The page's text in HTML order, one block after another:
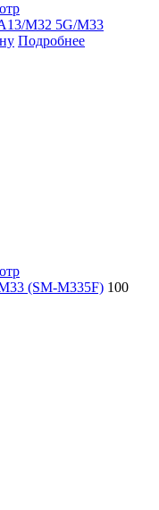
M32 5G/M33
Подробнее
(SM-M335F) 100